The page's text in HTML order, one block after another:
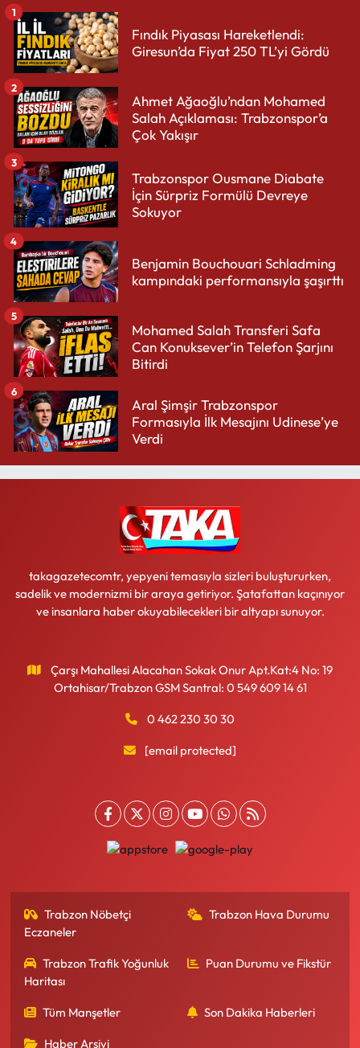
Fındık Piyasası Hareketlendi:
Giresun’da Fiyat 250 TL’yi Gördü
1
Ahmet Ağaoğlu’ndan Mohamed
Salah Açıklaması: Trabzonspor’a
Çok Yakışır
2
Trabzonspor Ousmane Diabate
İçin Sürpriz Formülü Devreye
Sokuyor
3
Benjamin Bouchouari Schladming
kampındaki performansıyla şaşırttı
4
Mohamed Salah Transferi Safa
Can Konuksever’in Telefon Şarjını
Bitirdi
5
Aral Şimşir Trabzonspor
Formasıyla İlk Mesajını Udinese’ye
Verdi
6
takagazetecomtr, yepyeni temasıyla sizleri buluştururken,
sadelik ve modernizmi bir araya getiriyor. Şatafattan kaçınıyor
ve insanlara haber okuyabilecekleri bir altyapı sunuyor.
Çarşı Mahallesi Alacahan Sokak Onur Apt.Kat:4 No: 19
Ortahisar/Trabzon GSM Santral: 0 549 609 14 61
0 462 230 30 30
[email protected]
Trabzon Nöbetçi
Eczaneler
Trabzon Hava Durumu
Trabzon Trafik Yoğunluk
Haritası
Puan Durumu ve Fikstür
Tüm Manşetler Son Dakika Haberleri
Haber Arşivi